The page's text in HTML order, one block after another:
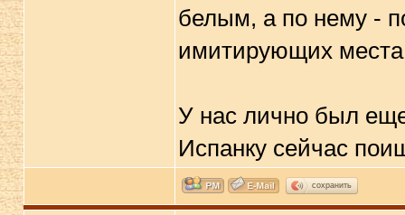
белым, а по нему -
имитирующих
У нас лично был
Испанку сейчас
сохранить